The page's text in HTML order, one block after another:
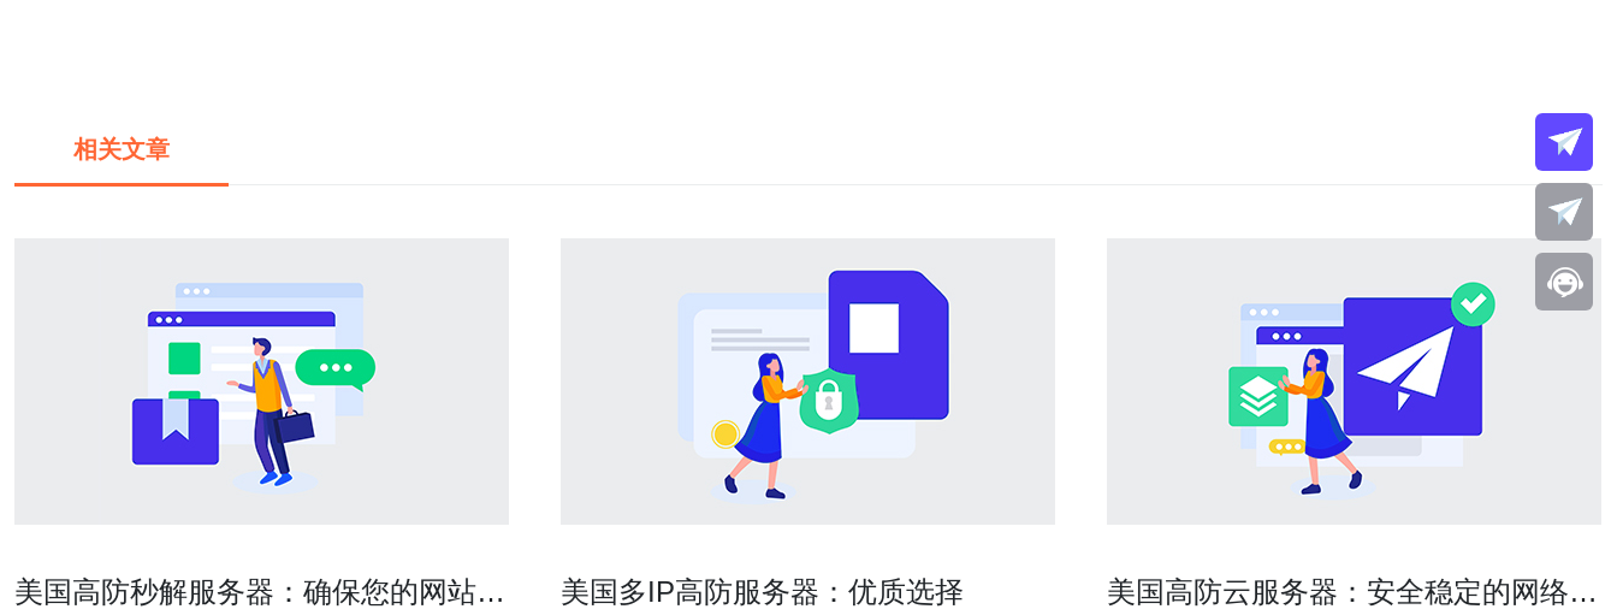
相关文章
美国高防秒解服务器：确保您的网站安
美国多IP高防服务器：优质选择
美国高防云服务器：安全稳定的网络防